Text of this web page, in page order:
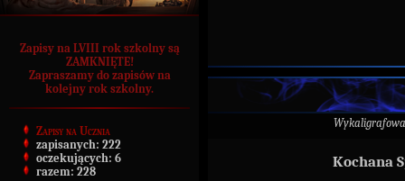
Zapisy na LVIII rok szkolny są
ZAMKNIĘTE!
Zapraszamy do zapisów na
kolejny rok szkolny.
Zapisy na Ucznia
zapisanych: 222
oczekujących: 6
razem: 228
Kochana